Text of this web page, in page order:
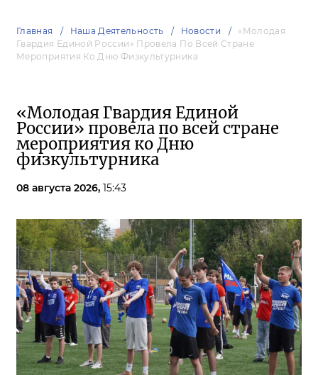
Главная Наша Деятельность Новости
«Молодая
Гвардия Единой России» Провела По Всей Стране
Мероприятия Ко Дню Физкультурника
«Молодая Гвардия Единой
России» провела по всей стране
мероприятия ко Дню
физкультурника
08 августа 2026, 15:43